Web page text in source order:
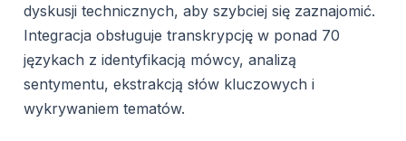
dyskusji technicznych, aby szybciej się zaznajomić.
Integracja obsługuje transkrypcję w ponad 70
językach z identyfikacją mówcy, analizą
sentymentu, ekstrakcją słów kluczowych i
wykrywaniem tematów.